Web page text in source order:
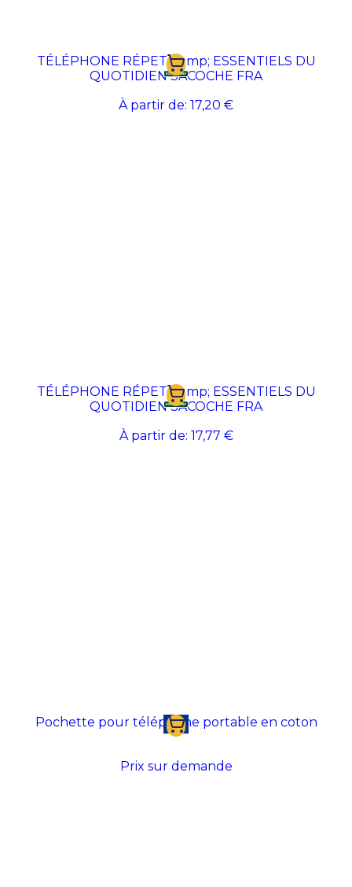
TÉLÉPHONE RÉPET &amp; ESSENTIELS DU
QUOTIDIEN SACOCHE FRA
À partir de: 17,20 €
TÉLÉPHONE RÉPET &amp; ESSENTIELS DU
QUOTIDIEN SACOCHE FRA
À partir de: 17,77 €
Pochette pour téléphone portable en coton
Prix sur demande